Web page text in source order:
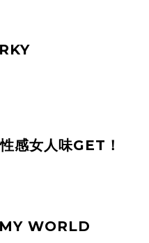
感女人味GET！
WORLD